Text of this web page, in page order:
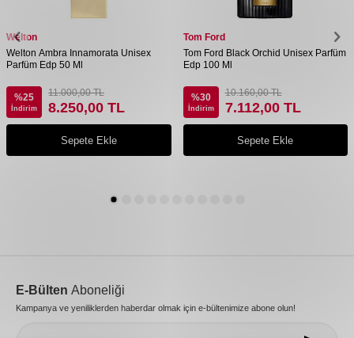
Welton
Welton Ambra Innamorata Unisex
Parfüm Edp 50 Ml
%25
İndirim
11.000,00TL
8.250,00 TL
Sepete Ekle
Tom Ford
Tom Ford Black Orchid Unisex Parfüm
Edp 100 Ml
%30
İndirim
10.160,00TL
7.112,00TL
Sepete Ekle
E-Bülten Aboneliği
Kampanya ve yeniliklerden haberdar olmak için e-bültenimize abone olun!